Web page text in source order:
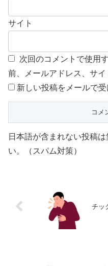
サイト
次回のコメントで使用
前、メールアドレス、サイ
新しい投稿をメールで受
日本語が含まれない投稿
い。（スパム対策）
チッ